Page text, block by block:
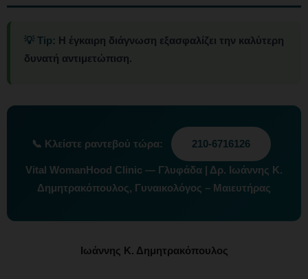
💡 Tip: Η έγκαιρη διάγνωση εξασφαλίζει την καλύτερη
δυνατή αντιμετώπιση.
📞 Κλείστε ραντεβού τώρα: 210-6716126
Vital WomanHood Clinic — Γλυφάδα | Δρ. Ιωάννης Κ.
Δημητρακόπουλος, Γυναικολόγος – Μαιευτήρας
Ιωάννης Κ. Δημητρακόπουλος